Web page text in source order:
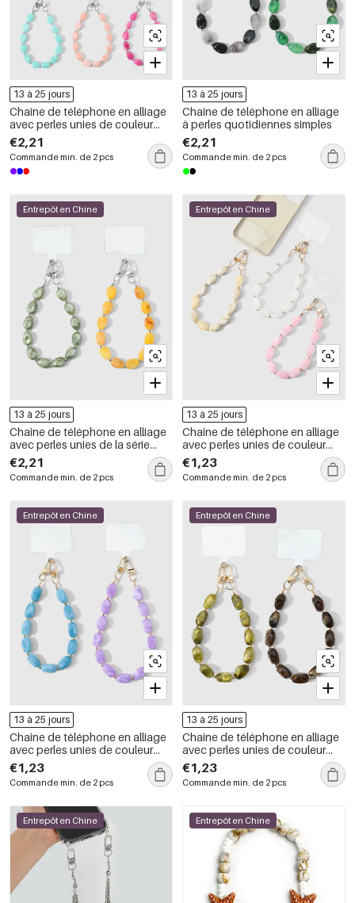
13 à 25 jours
Chaîne de téléphone en alliage
avec perles unies de couleur
unie, série simple.
€2,21
Commande min. de 2 pcs
13 à 25 jours
Chaîne de téléphone en alliage
à perles quotidiennes simples
€2,21
Commande min. de 2 pcs
Entrepôt en Chine
13 à 25 jours
Chaîne de téléphone en alliage
avec perles unies de la série
Simple
€2,21
Commande min. de 2 pcs
Entrepôt en Chine
13 à 25 jours
Chaîne de téléphone en alliage
avec perles unies de couleur
unie, série simple.
€1,23
Commande min. de 2 pcs
Entrepôt en Chine
13 à 25 jours
Chaîne de téléphone en alliage
avec perles unies de couleur
unie, série simple.
€1,23
Commande min. de 2 pcs
Entrepôt en Chine
13 à 25 jours
Chaîne de téléphone en alliage
avec perles unies de couleur
unie, série simple.
€1,23
Commande min. de 2 pcs
Entrepôt en Chine Entrepôt en Chine